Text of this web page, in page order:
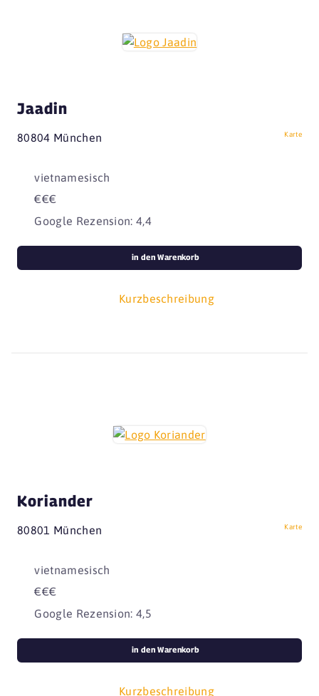
Jaadin
80804 München Karte
vietnamesisch
€€€
Google Rezension: 4,4
Kurzbeschreibung
in den Warenkorb
Koriander
80801 München Karte
vietnamesisch
€€€
Google Rezension: 4,5
Kurzbeschreibung
in den Warenkorb